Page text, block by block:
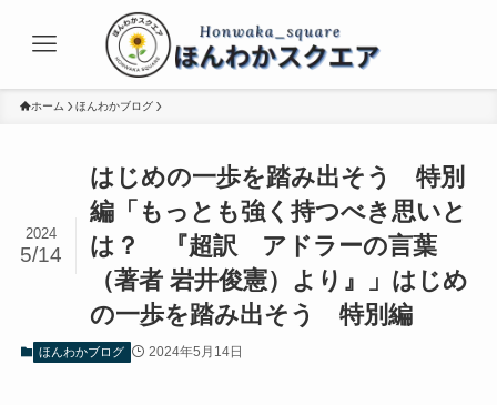
ホーム ほんわかブログ
はじめの一歩を踏み出そう 特別
編「もっとも強く持つべき思いと
は？ 『超訳 アドラーの言葉
（著者 岩井俊憲）より』」はじめ
の一歩を踏み出そう 特別編
2024
5/14
ほんわかブログ 2024年5月14日